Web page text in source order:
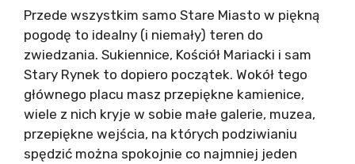
Przede wszystkim samo Stare Miasto w piękną
pogodę to idealny (i niemały) teren do
zwiedzania. Sukiennice, Kościół Mariacki i sam
Stary Rynek to dopiero początek. Wokół tego
głównego placu masz przepiękne kamienice,
wiele z nich kryje w sobie małe galerie, muzea,
przepiękne wejścia, na których podziwianiu
spędzić można spokojnie co najmniej jeden